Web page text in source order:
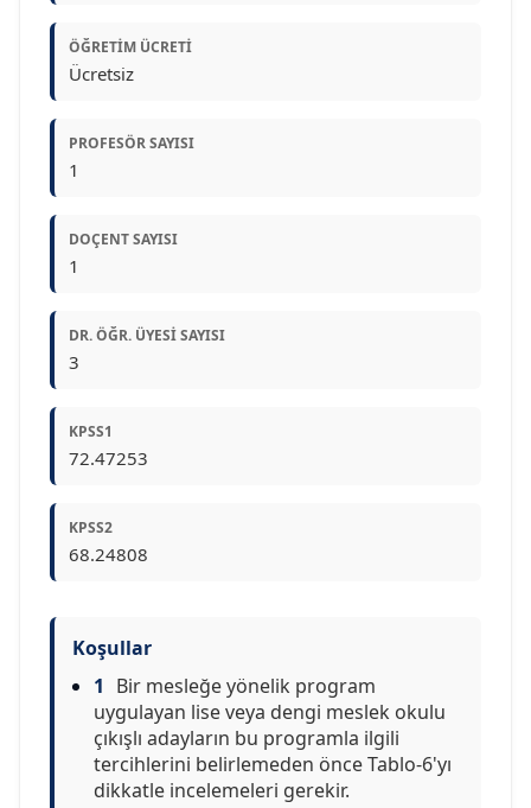
ÖĞRETIM ÜCRETI
Ücretsiz
PROFESÖR SAYISI
1
DOÇENT SAYISI
1
DR. ÖĞR. ÜYESI SAYISI
3
KPSS1
72.47253
KPSS2
68.24808
Koşullar
1 Bir mesleğe yönelik program
uygulayan lise veya dengi meslek okulu
çıkışlı adayların bu programla ilgili
tercihlerini belirlemeden önce Tablo-6'yı
dikkatle incelemeleri gerekir.